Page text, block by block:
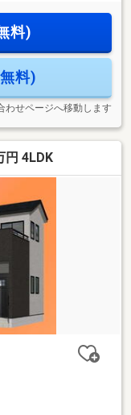
知識や情報量が
ないと損するか
ポート体制】メ
料)
料)
わせページへ移動します
円 4LDK